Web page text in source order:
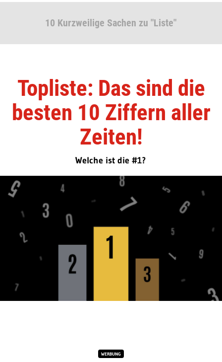
10 Kurzweilige Sachen zu "Liste"
Topliste: Das sind die
besten 10 Ziffern aller
Zeiten!
Welche ist die #1?
WERBUNG